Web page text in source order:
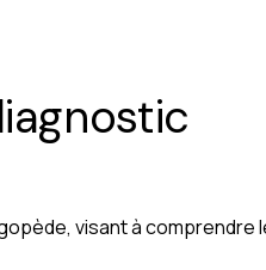
visant à comprendre